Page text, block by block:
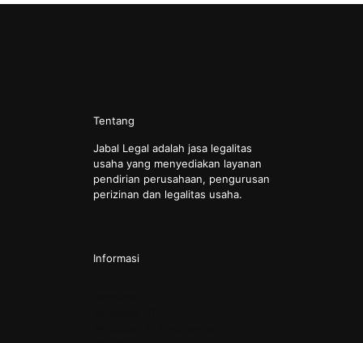
Tentang
Jabal Legal adalah jasa legalitas
usaha yang menyediakan layanan
pendirian perusahaan, pengurusan
perizinan dan legalitas usaha.
Informasi